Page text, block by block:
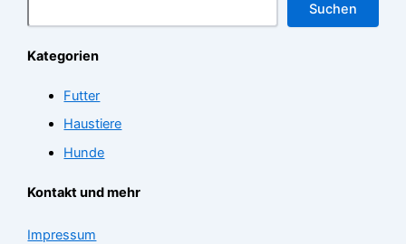
Suchen
Kategorien
Futter
Haustiere
Hunde
Kontakt und mehr
Impressum